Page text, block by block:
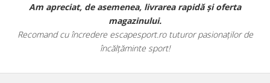
Am apreciat, de asemenea, livrarea rapidă și oferta
magazinului.
Recomand cu încredere escapesport.ro tuturor pasionaților de
încălțăminte sport!